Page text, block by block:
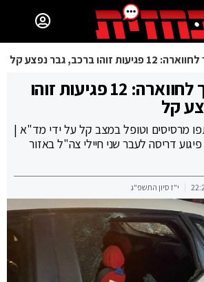
זוהו ברכב, גבר נפצע קל
פיגוע ירי סמוך לחווארה: 12 פגיעות זוהו
קל
בכתפו מרסיסים וטופל במצב קל על ידי מד"א |
דריסה לעבר שני חיילי צה"ל באזור
י"ז סיון התשפ"ג